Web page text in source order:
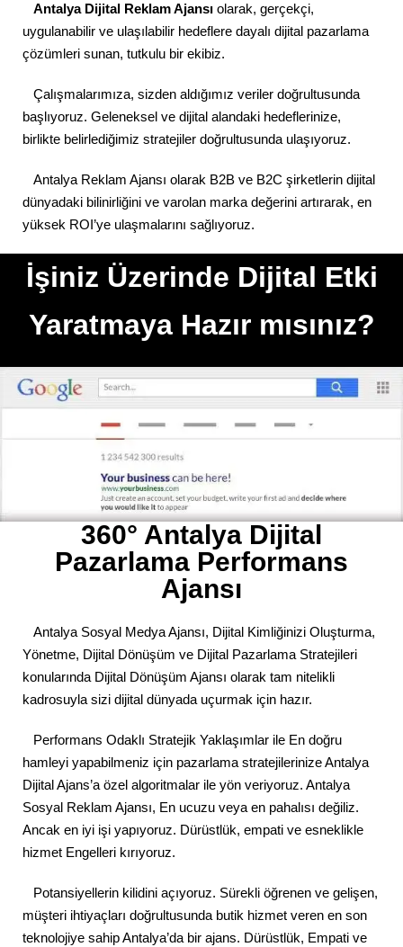
Antalya Dijital Reklam Ajansı olarak, gerçekçi,
uygulanabilir ve ulaşılabilir hedeflere dayalı dijital pazarlama
çözümleri sunan, tutkulu bir ekibiz.
Çalışmalarımıza, sizden aldığımız veriler doğrultusunda
başlıyoruz. Geleneksel ve dijital alandaki hedeflerinize,
birlikte belirlediğimiz stratejiler doğrultusunda ulaşıyoruz.
Antalya Reklam Ajansı olarak B2B ve B2C şirketlerin dijital
dünyadaki bilinirliğini ve varolan marka değerini artırarak, en
yüksek ROI’ye ulaşmalarını sağlıyoruz.
İşiniz Üzerinde Dijital Etki
Yaratmaya Hazır mısınız?
360° Antalya Dijital
Pazarlama Performans
Ajansı
Antalya Sosyal Medya Ajansı, Dijital Kimliğinizi Oluşturma,
Yönetme, Dijital Dönüşüm ve Dijital Pazarlama Stratejileri
konularında Dijital Dönüşüm Ajansı olarak tam nitelikli
kadrosuyla sizi dijital dünyada uçurmak için hazır.
Performans Odaklı Stratejik Yaklaşımlar ile En doğru
hamleyi yapabilmeniz için pazarlama stratejilerinize Antalya
Dijital Ajans’a özel algoritmalar ile yön veriyoruz. Antalya
Sosyal Reklam Ajansı, En ucuzu veya en pahalısı değiliz.
Ancak en iyi işi yapıyoruz. Dürüstlük, empati ve esneklikle
hizmet Engelleri kırıyoruz.
Potansiyellerin kilidini açıyoruz. Sürekli öğrenen ve gelişen,
müşteri ihtiyaçları doğrultusunda butik hizmet veren en son
teknolojiye sahip Antalya’da bir ajans. Dürüstlük, Empati ve